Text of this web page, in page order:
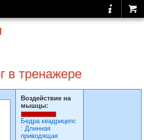
в тренажере
Воздействие на
мышцы:
Бедра квадрицепс
: Длинная
приводящая